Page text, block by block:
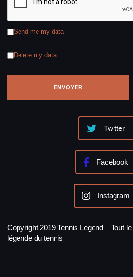
Send me my data
Delete my data
Twitter
Facebook
Instagram
Copyright 2019 Tennis Legend – Tout
légende du tennis